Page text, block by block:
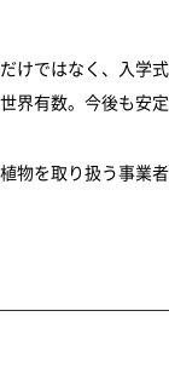
けではなく、入学
世界有数。今後も安
物を取り扱う事業